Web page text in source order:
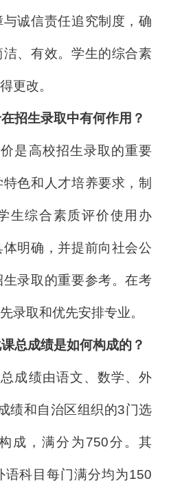
诚信责任追究制度，确
、有效。学生的综合素
更改。
招生录取中有何作用？
是高校招生录取的重要
色和人才培养要求，制
生综合素质评价使用办
明确，并提前向社会公
录取的重要参考。在考
录取和优先安排专业。
总成绩是如何构成的？
成绩由语文、数学、外
绩和自治区组织的3门选
成，满分为750分。其
语科目每门满分均为150